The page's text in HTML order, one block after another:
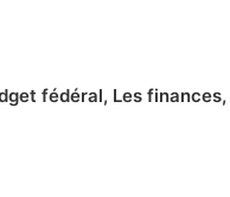
fédéral, Les finances,